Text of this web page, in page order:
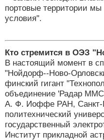
портовые территории мы
условия".
Кто стремится в ОЭЗ
В настоящий момент в
"Нойдорф--Ново-
финский гигант
объединение 'Радар
А. Ф. Иоффе РАН, Санкт-
политехнический
государственный
Институт прикладной